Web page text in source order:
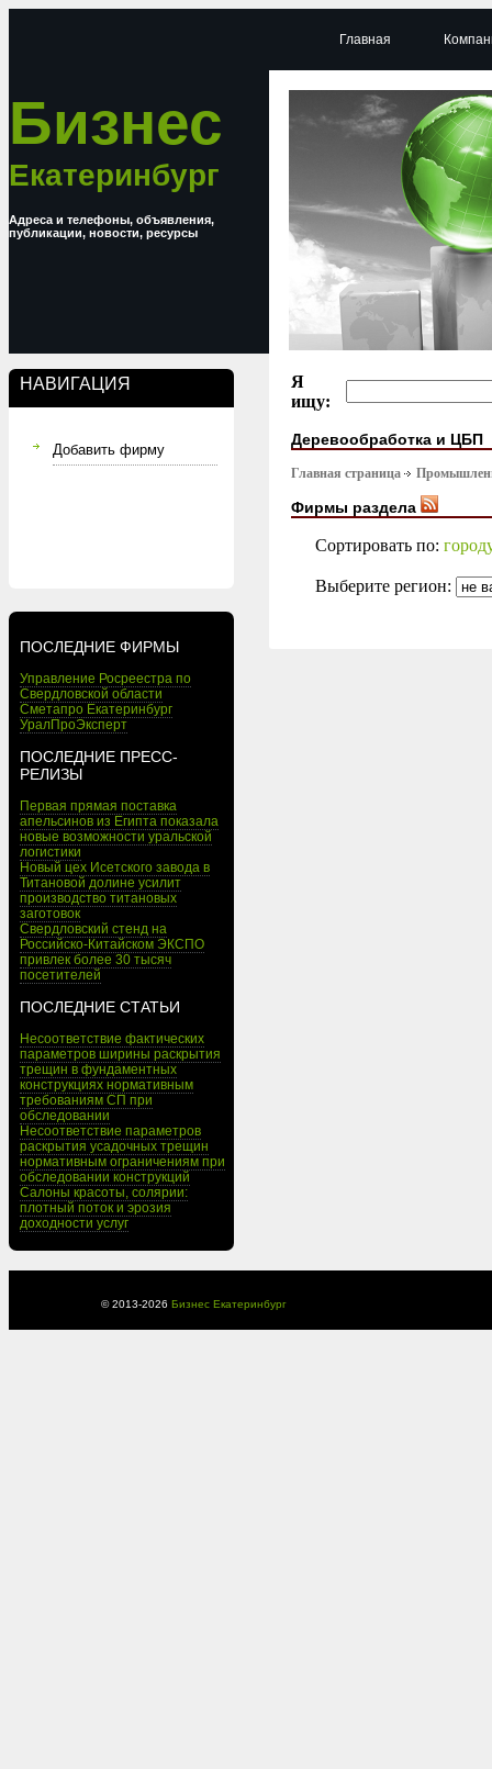
Бизнес
Екатеринбург
Адреса и телефоны, объявления,
публикации, новости, ресурсы
НАВИГАЦИЯ
Добавить фирму
ПОСЛЕДНИЕ ФИРМЫ
Управление Росреестра по
Свердловской области
Сметапро Екатеринбург
УралПроЭксперт
ПОСЛЕДНИЕ ПРЕСС-
РЕЛИЗЫ
Первая прямая поставка
апельсинов из Египта показала
новые возможности уральской
логистики
Новый цех Исетского завода в
Титановой долине усилит
производство титановых
заготовок
Свердловский стенд на
Российско-Китайском ЭКСПО
привлек более 30 тысяч
посетителей
ПОСЛЕДНИЕ СТАТЬИ
Несоответствие фактических
параметров ширины раскрытия
трещин в фундаментных
конструкциях нормативным
требованиям СП при
обследовании
Несоответствие параметров
раскрытия усадочных трещин
нормативным ограничениям при
обследовании конструкций
Салоны красоты, солярии:
плотный поток и эрозия
доходности услуг
Главная
Я
ищу:
Деревообработка и ЦБП
Главная страница
Фирмы раздела
Сортировать по:
Выберите регион:
© 2013-2026 Бизнес Екатеринбург